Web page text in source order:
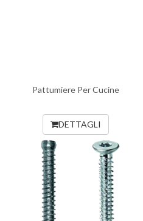
Pattumiere Per Cucine
DETTAGLI